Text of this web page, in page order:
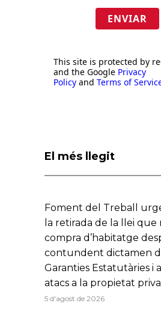
ENVIAR
This site is protected by
and the Google Privacy
Policy and Terms of
El més llegit
Foment del Treball
la retirada de la llei que
compra d’habitatge
contundent dictamen
Garanties Estatutàries i
atacs a la propietat
5 d'agost de 2026